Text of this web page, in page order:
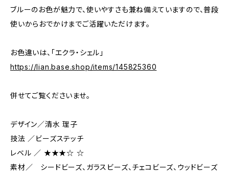
ブルーのお色が魅力で、使いやすさも兼ね備えていますので、普段
使いからおでかけまでご活躍いただけます。
お色違いは、「エクラ・シェル」
https://lian.base.shop/items/145825360
併せてご覧くださいませ。
デザイン／清水 理子
技法 ／ビーズステッチ
レベル ／ ★★★☆ ☆
素材／ シードビーズ、ガラスビーズ、チェコビーズ、ウッドビーズ